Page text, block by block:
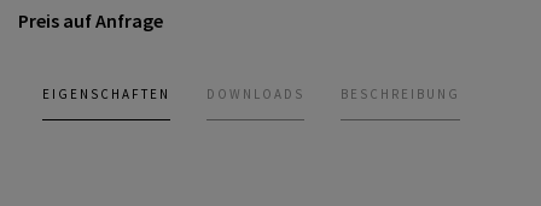
Preis auf Anfrage
EIGENSCHAFTEN DOWNLOADS BESCHREIBUNG